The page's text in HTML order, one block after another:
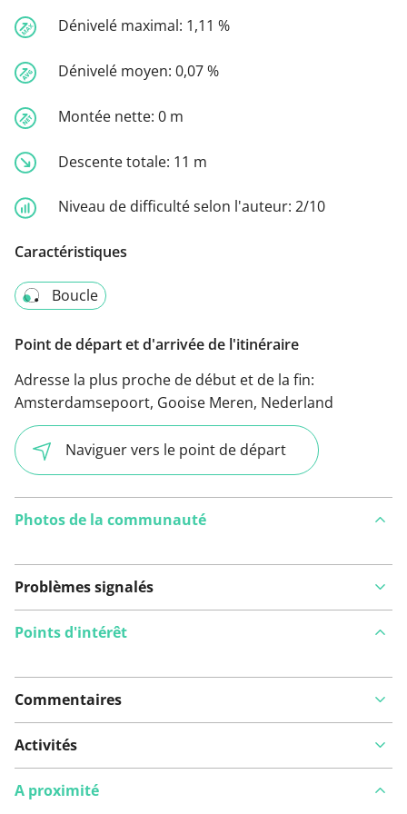
Dénivelé maximal: 1,11 %
Dénivelé moyen: 0,07 %
Montée nette: 0 m
Descente totale: 11 m
Niveau de difficulté selon l'auteur: 2/10
Caractéristiques
Boucle
Point de départ et d'arrivée de l'itinéraire
Adresse la plus proche de début et de la fin:
Amsterdamsepoort, Gooise Meren, Nederland
Naviguer vers le point de départ
Photos de la communauté
Problèmes signalés
Voir sur la carte
Vous avez remarqué quelque chose sur cet itinéraire ?
Points d'intérêt
Commentaires
Activités
A proximité